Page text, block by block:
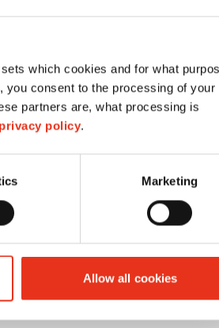
which cookies and for what
consent to the processing of your
partners are, what processing is
privacy policy.
Marketing
Allow all cookies
HSM
X300 - 4 x 12